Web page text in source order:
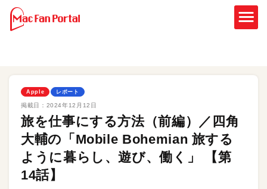
Apple レポート
掲載日： 2024年12月12日
旅を仕事にする方法（前編）／四角
大輔の「Mobile Bohemian 旅する
ように暮らし、遊び、働く」 【第
14話】